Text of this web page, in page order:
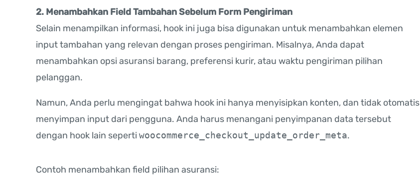
2. Menambahkan Field Tambahan Sebelum Form Pengiriman
Selain menampilkan informasi, hook ini juga bisa digunakan untuk menambahkan elemen
input tambahan yang relevan dengan proses pengiriman. Misalnya, Anda dapat
menambahkan opsi asuransi barang, preferensi kurir, atau waktu pengiriman pilihan
pelanggan.
Namun, Anda perlu mengingat bahwa hook ini hanya menyisipkan konten, dan tidak otomatis
menyimpan input dari pengguna. Anda harus menangani penyimpanan data tersebut
dengan hook lain seperti woocommerce_checkout_update_order_meta.
Contoh menambahkan field pilihan asuransi: